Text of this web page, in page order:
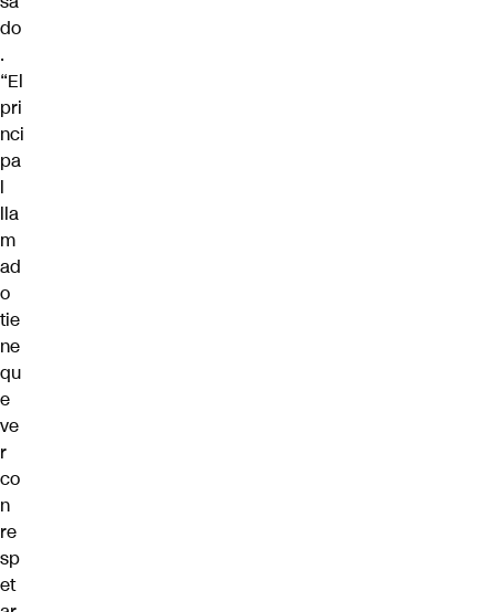
do
.
“El
pri
nci
pa
l
lla
m
ad
o
tie
ne
qu
e
ve
r
co
n
re
sp
et